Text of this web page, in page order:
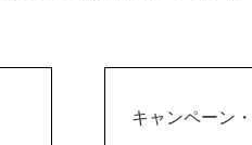
キャンペーン